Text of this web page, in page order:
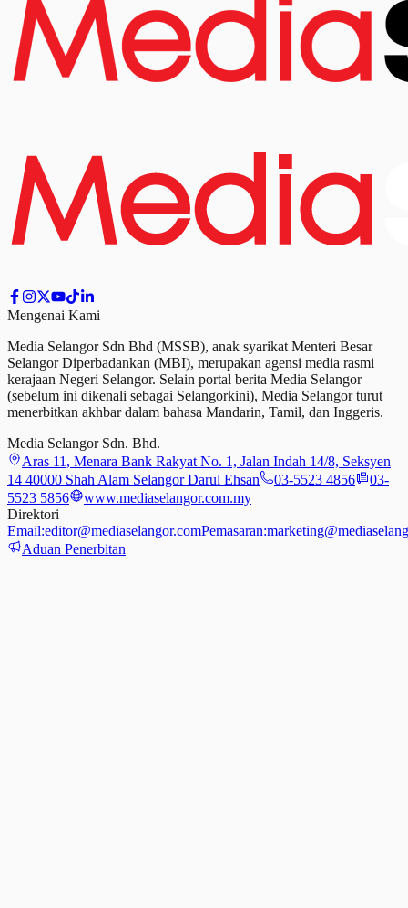
Mengenai Kami
Media Selangor Sdn Bhd (MSSB), anak syarikat Menteri Besar
Selangor Diperbadankan (MBI), merupakan agensi media rasmi
kerajaan Negeri Selangor. Selain portal berita Media Selangor
(sebelum ini dikenali sebagai Selangorkini), Media Selangor turut
menerbitkan akhbar dalam bahasa Mandarin, Tamil, dan Inggeris.
Media Selangor Sdn. Bhd.
Aras 11, Menara Bank Rakyat No. 1, Jalan Indah 14/8, Seksyen
14 40000 Shah Alam Selangor Darul Ehsan
03-5523 4856
03-
5523 5856
www.mediaselangor.com.my
Direktori
Email:editor@mediaselangor.comPemasaran:
Aduan Penerbitan